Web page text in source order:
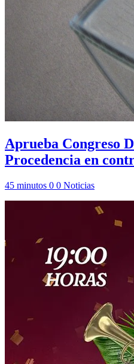
Aprueba Congreso
Procedencia en
45 minutos 0 0 Noticias